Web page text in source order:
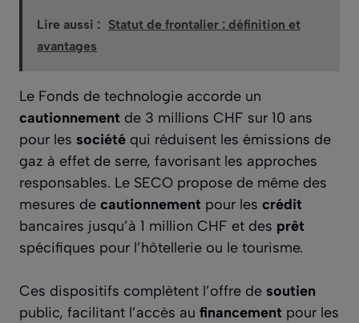
Lire aussi : Statut de frontalier : définition et
avantages
Le Fonds de technologie accorde un
cautionnement de 3 millions CHF sur 10 ans
pour les société qui réduisent les émissions de
gaz à effet de serre, favorisant les approches
responsables. Le SECO propose de même des
mesures de cautionnement pour les crédit
bancaires jusqu’à 1 million CHF et des prêt
spécifiques pour l’hôtellerie ou le tourisme.
Ces dispositifs complètent l’offre de soutien
public, facilitant l’accès au financement pour les